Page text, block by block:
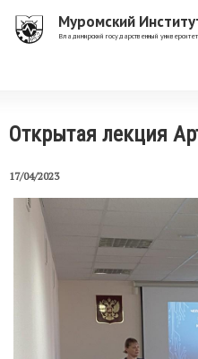
Перейти
Муромский
Владимирский государственный университет
Открытая лекция
17/04/2023